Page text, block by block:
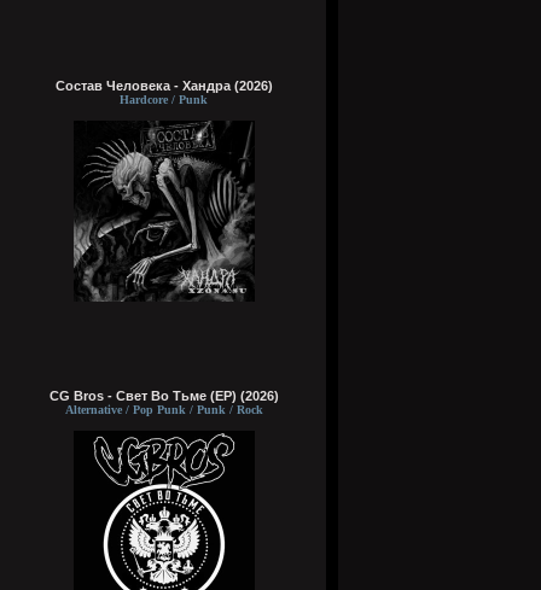
Состав Человека - Хандра (2026)
Hardcore / Punk
CG Bros - Свет Во Тьме (EP) (2026)
Alternative / Pop Punk / Punk / Rock